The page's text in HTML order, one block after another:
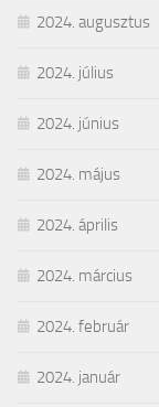
2024. augusztus
2024. július
2024. június
2024. május
2024. április
2024. március
2024. február
2024. január